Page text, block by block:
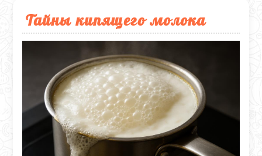
Тайны кипящего молока